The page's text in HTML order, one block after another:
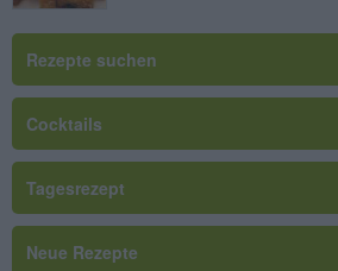
Rezepte suchen
Cocktails
Tagesrezept
Neue Rezepte